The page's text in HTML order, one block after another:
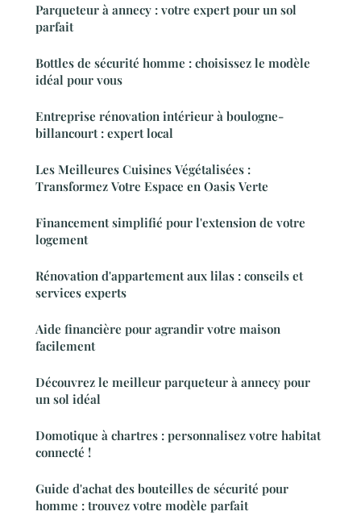
Parqueteur à annecy : votre expert pour un sol
parfait
Bottles de sécurité homme : choisissez le modèle
idéal pour vous
Entreprise rénovation intérieur à boulogne-
billancourt : expert local
Les Meilleures Cuisines Végétalisées :
Transformez Votre Espace en Oasis Verte
Financement simplifié pour l'extension de votre
logement
Rénovation d'appartement aux lilas : conseils et
services experts
Aide financière pour agrandir votre maison
facilement
Découvrez le meilleur parqueteur à annecy pour
un sol idéal
Domotique à chartres : personnalisez votre habitat
connecté !
Guide d'achat des bouteilles de sécurité pour
homme : trouvez votre modèle parfait